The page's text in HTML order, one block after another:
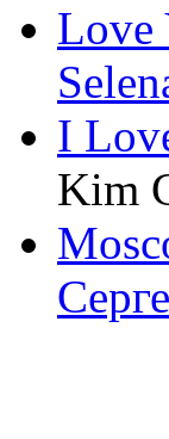
Love
I
Kim